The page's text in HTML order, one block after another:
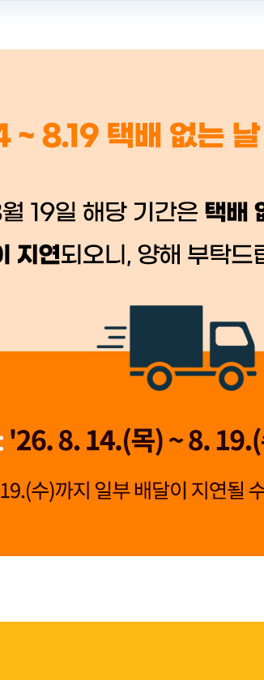
👍 네, 도움 됐어요 👎 아뇨, 아